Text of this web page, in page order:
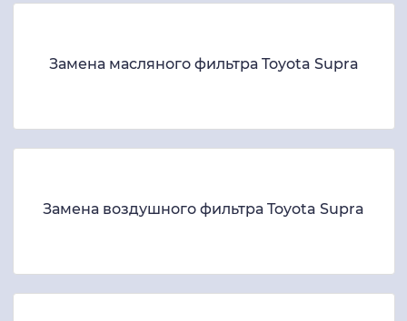
Замена масляного фильтра Toyota Supra
Замена воздушного фильтра Toyota Supra